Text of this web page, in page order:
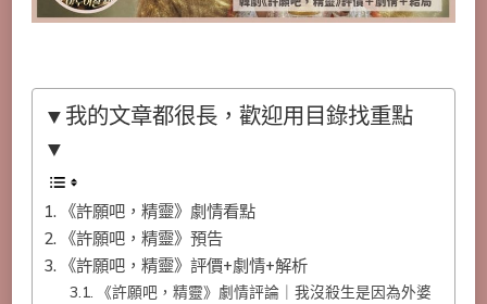
▼我的文章都很長，歡迎用目錄找重點
▼
《許願吧，精靈》劇情看點
《許願吧，精靈》預告
《許願吧，精靈》評價+劇情+解析
《許願吧，精靈》劇情評論｜我沒殺生是因為外婆